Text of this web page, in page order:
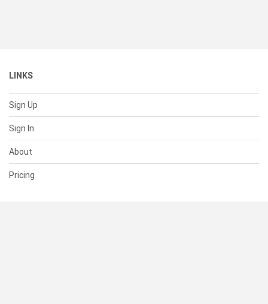
LINKS
Sign Up
Sign In
About
Pricing